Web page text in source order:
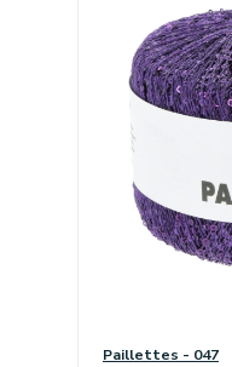
Paillettes - 047